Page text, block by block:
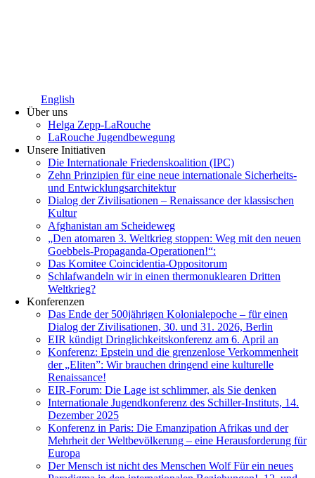
English
Über uns
Helga Zepp-LaRouche
LaRouche Jugendbewegung
Unsere Initiativen
Die Internationale Friedenskoalition (IPC)
­Zehn Prinzipien für eine neue internationale Sicherheits-
und Entwicklungsarchitektur
Dialog der Zivilisationen – Renaissance der klassischen
Kultur
Afghanistan am Scheideweg
„Den atomaren 3. Weltkrieg stoppen: Weg mit den neuen
Goebbels-Propaganda-Operationen!“:
Das Komitee Coincidentia-Oppositorum
Schlafwandeln wir in einen thermonuklearen Dritten
Weltkrieg?
Konferenzen
Das Ende der 500jährigen Kolonialepoche – für einen
Dialog der Zivilisationen, 30. und 31. 2026, Berlin
EIR kündigt Dringlichkeitskonferenz am 6. April an
Konferenz: Epstein und die grenzenlose Verkommenheit
der „Eliten”: Wir brauchen dringend eine kulturelle
Renaissance!
EIR-Forum: Die Lage ist schlimmer, als Sie denken
Internationale Jugendkonferenz des Schiller-Instituts, 14.
Dezember 2025
Konferenz in Paris: Die Emanzipation Afrikas und der
Mehrheit der Weltbevölkerung – eine Herausforderung für
Europa
Der Mensch ist nicht des Menschen Wolf Für ein neues